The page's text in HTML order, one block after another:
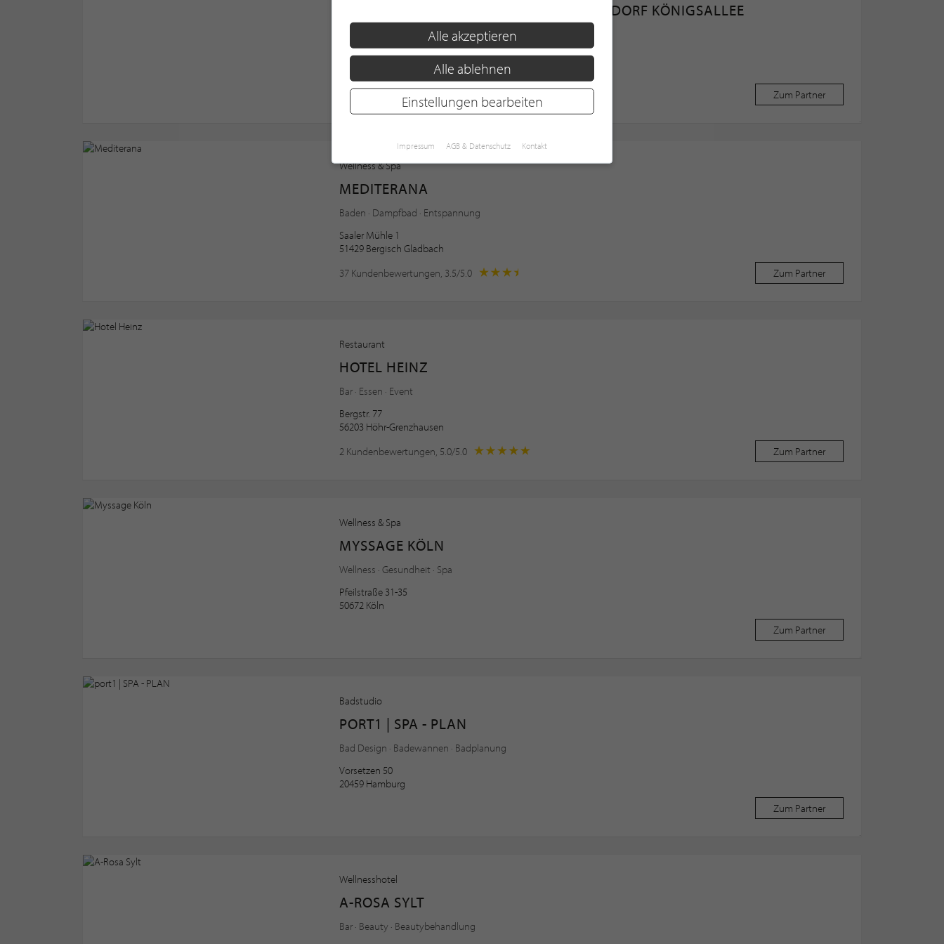
HOLMES PLACE FITNESS-STUDIO DÜSSELDORF KÖNIGSALLEE
Balance · Diät · Ernährung
Königsallee 59
4 Kundenbewertungen, 4.0/5.0
Zum Partner
Wellness & Spa
MEDITERANA
Baden · Dampfbad · Entspannung
Saaler Mühle 1
51429 Bergisch Gladbach
37 Kundenbewertungen, 3.5/5.0
Zum Partner
Restaurant
HOTEL HEINZ
Bar · Essen · Event
Bergstr. 77
56203 Höhr-Grenzhausen
2 Kundenbewertungen, 5.0/5.0
Zum Partner
Wellness & Spa
MYSSAGE KÖLN
Wellness · Gesundheit · Spa
Pfeilstraße 31-35
50672 Köln
Zum Partner
Badstudio
PORT1 | SPA - PLAN
Bad Design · Badewannen · Badplanung
Vorsetzen 50
20459 Hamburg
Zum Partner
Wellnesshotel
A-ROSA SYLT
Bar · Beauty · Beautybehandlung
Alle akzeptieren
Alle ablehnen
Einstellungen bearbeiten
Impressum AGB & Datenschutz Kontakt